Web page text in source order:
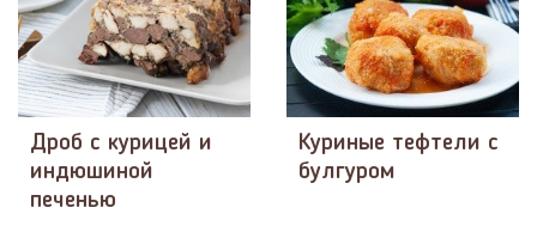
Дроб с курицей и
индюшиной
печенью
Куриные тефтели с
булгуром